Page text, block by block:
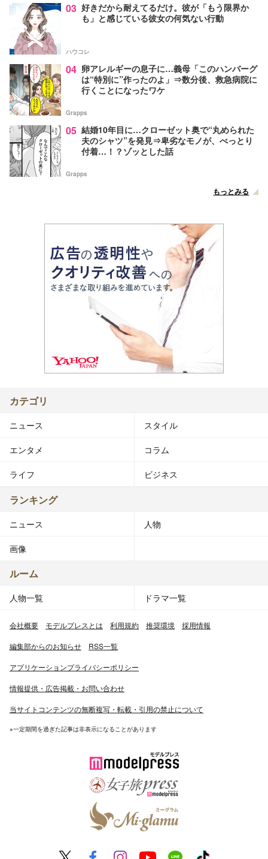
03 好きだから耐えてるだけ。彼が「もう限界か
も」と感じている彼女の何気ない行動
ハウコレ
04 卵アレルギーの息子に…義母「このハンバーグ
は“特別に”作ったのよ」⇒数分後、救急病院に
行くことになったワケ
Grapps
05 結婚10年目に…クローゼット奥で“丸められた
夫のシャツ”を発見⇒卑劣なモノが、べっとり
付着…！？ゾッとした話
Grapps
もっとみる
カテゴリ
ニュース スタイル
エンタメ コラム
ライフ ビジネス
ランキング
ニュース 人物
画像
ルーム
人物一覧 ドラマ一覧
会社概要 モデルプレスとは 利用規約 推奨環境 採用情報
編集部からのお知らせ RSS一覧
アプリケーションプライバシーポリシー
情報提供・広告掲載・お問い合わせ
当サイトコンテンツの無断複写・転載・引用の禁止について
※一定期間を過ぎた記事は非表示になることがあります